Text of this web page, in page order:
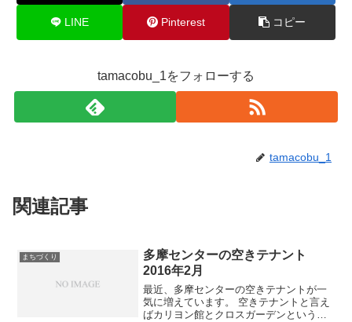
LINE Pinterest コピー
tamacobu_1をフォローする
tamacobu_1
関連記事
まちづくり
多摩センターの空きテナント
2016年2月
最近、多摩センターの空きテナントが一
気に増えています。 空きテナントと言え
ばカリヨン館とクロスガーデンというイ